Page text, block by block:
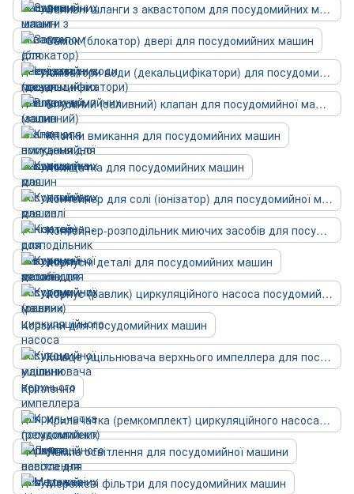
Заливні шланги з аквастопом для посудомийних машин
Замок (блокатор) двері для посудомийних машин
Іонізатори води (декальцифікатори) для посудомийних машин
Впускний (заливний) клапан для посудомийної машини
Кнопки вмикання для посудомийних машин
Коліщатка для посудомийних машин
Контейнер для солі (іонізатор) для посудомийної машини
Контейнер-розподільник миючих засобів для посудомийної машини
Корпусні деталі для посудомийних машин
Корпус (равлик) циркуляційного насоса посудомийної машини
Корзини для посудомийних машин
Кільце ущільнювача верхнього импеллера для посудомийних машин
Кріплення
Крильчатка (ремкомплект) циркуляційного насоса для посудомийних машин
Лампа освітлення для посудомийної машини
Мережеві фільтри для посудомийних машин